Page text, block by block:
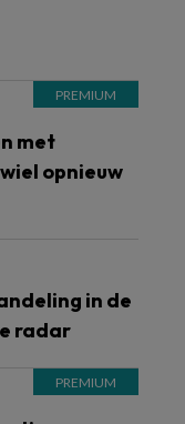
met
opnieuw
in de
radar